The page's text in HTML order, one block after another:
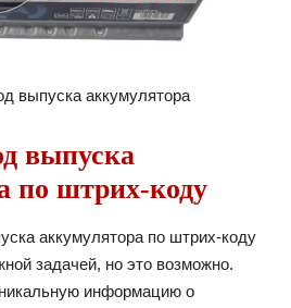
выпуска аккумулятора
выпуска
по штрих-коду
аккумулятора по штрих-коду
задачей, но это возможно.
информацию о